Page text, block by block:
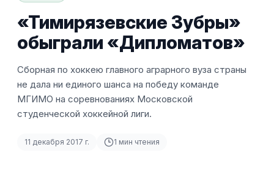
«Тимирязевские Зубры»
обыграли «Дипломатов»
Сборная по хоккею главного аграрного вуза страны
не дала ни единого шанса на победу команде
МГИМО на соревнованиях Московской
студенческой хоккейной лиги.
11 декабря 2017 г. 1 мин чтения